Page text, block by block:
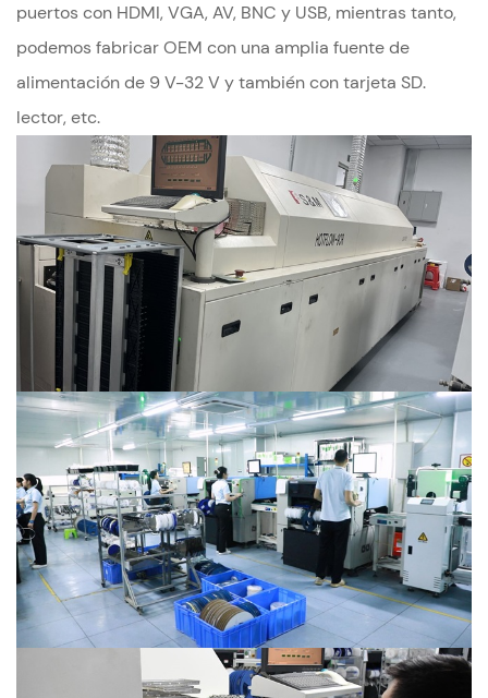
puertos con HDMI, VGA, AV, BNC y USB, mientras tanto,
podemos fabricar OEM con una amplia fuente de
alimentación de 9 V-32 V y también con tarjeta SD.
lector, etc.